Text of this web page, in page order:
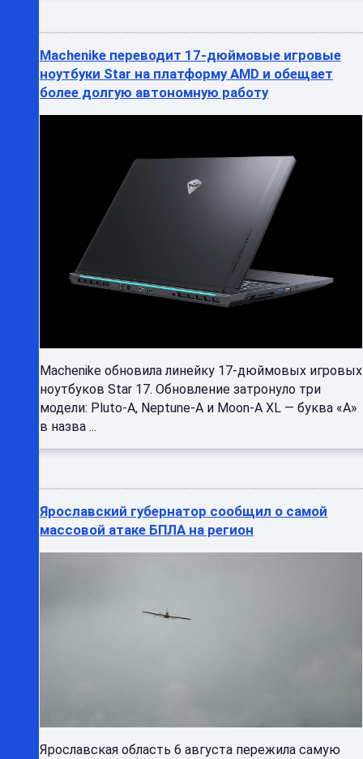
Machenike переводит 17-дюймовые игровые
ноутбуки Star на платформу AMD и обещает
более долгую автономную работу
Machenike обновила линейку 17-дюймовых игровых
ноутбуков Star 17. Обновление затронуло три
модели: Pluto-A, Neptune-A и Moon-A XL — буква «A»
в назва ...
Ярославский губернатор сообщил о самой
массовой атаке БПЛА на регион
Ярославская область 6 августа пережила самую